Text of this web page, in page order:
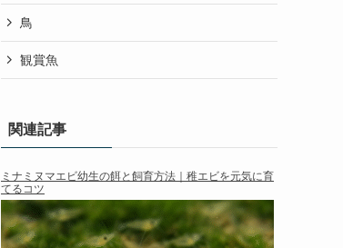
鳥
観賞魚
関連記事
ミナミヌマエビ幼生の餌と飼育方法｜稚エビを元気に育
てるコツ